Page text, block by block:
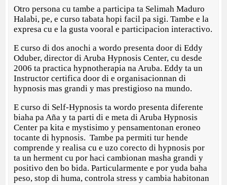
Otro persona cu tambe a participa ta Selimah Maduro
Halabi, pe, e curso tabata hopi facil pa sigi. Tambe e la
expresa cu e la gusta vooral e participacion interactivo.
E curso di dos anochi a wordo presenta door di Eddy
Oduber, director di Aruba Hypnosis Center, cu desde
2006 ta practica hypnotherapia na Aruba. Eddy ta un
Instructor certifica door di e organisacionnan di
hypnosis mas grandi y mas prestigioso na mundo.
E curso di Self-Hypnosis ta wordo presenta diferente
biaha pa Aña y ta parti di e meta di Aruba Hypnosis
Center pa kita e mystisimo y pensamentonan eroneo
tocante di hypnosis. Tambe pa permiti tur hende
comprende y realisa cu e uzo corecto di hypnosis por
ta un herment cu por haci cambionan masha grandi y
positivo den bo bida. Particularmente e por yuda baha
peso, stop di huma, controla stress y cambia habitonan